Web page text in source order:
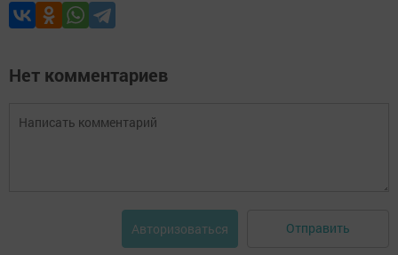
Нет комментариев
Авторизоваться Отправить